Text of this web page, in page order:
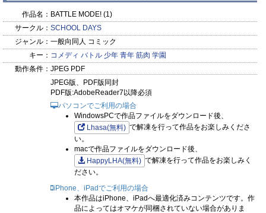
作品名： BATTLE MODE! (1)
サークル： SCHOOL DAYS
ジャンル： 一般向同人 コミック
キー： コメディ バトル 少年 青年 筋肉 学園
動作条件： JPEG PDF
JPEG版、PDF版同封
PDF版:AdobeReader7以降必須
パソコンでご利用の場合
WindowsPCで作品ファイルをダウンロード後、
Lhasa(無料) で解凍を行って作品をお楽しみくださ
い。
macで作品ファイルをダウンロード後、
HappyLHA(無料) で解凍を行って作品をお楽しみく
ださい。
iPhone、iPadでご利用の場合
本作品はiPhone、iPadへ最適化済みコンテンツです。作
品によってはオマケが同梱されていない場合がありま